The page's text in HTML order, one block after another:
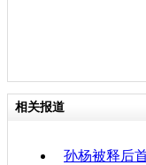
相关报道
孙杨被释后